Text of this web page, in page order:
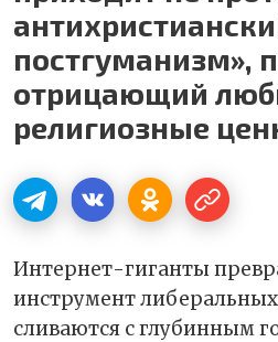
постгуманизм»,
отрицающий
религиозные
Интернет-гиганты
инструмент
сливаются с глубинным